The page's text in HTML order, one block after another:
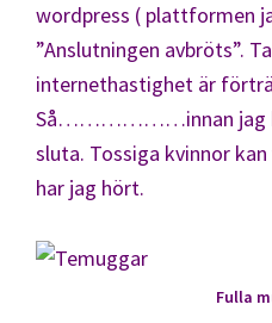
wordpress ( plattformen
”Anslutningen avbröts”.
internethastighet är
Så………………innan jag
sluta. Tossiga kvinnor
har jag hört.
Fulla